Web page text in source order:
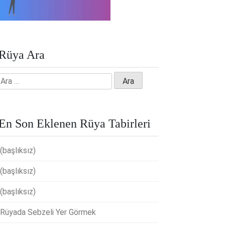
Ara
Son Eklenen Rüya Tabirleri
(başlıksız)
(başlıksız)
(başlıksız)
Rüyada Sebzeli Yer Görmek